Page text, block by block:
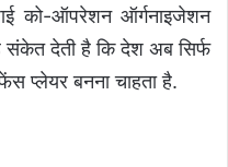
को-ऑपरेशन ऑर्गनाइजेशन
संकेत देती है कि देश अब सिर्फ
प्लेयर बनना चाहता है.